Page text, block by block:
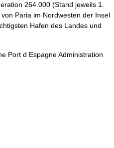
264.000 (Stand jeweils 1.
Paria im Nordwesten der Insel
Hafen des Landes und
Port d Espagne Administration